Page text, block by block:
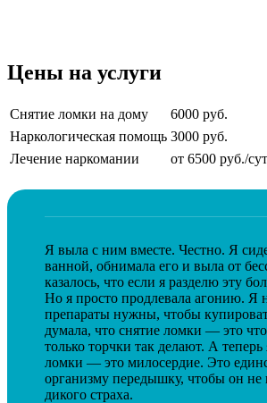
Цены на услуги
Снятие ломки на дому 6000 руб.
Наркологическая помощь 3000 руб.
Лечение наркомании от 6500 руб./
Я выла с ним вместе. Честно. Я
ванной, обнимала его и выла от
казалось, что если я разделю эту
Но я просто продлевала агонию. Я
препараты нужны, чтобы
думала, что снятие ломки — это
только торчки так делают. А
ломки — это милосердие. Это
организму передышку, чтобы он не
дикого страха.